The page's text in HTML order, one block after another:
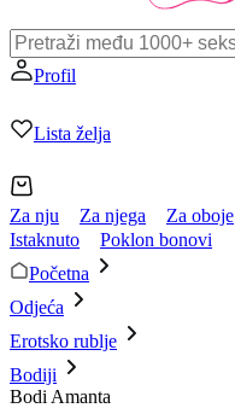
Profil
Lista želja
Za nju Za njega Za oboje
Istaknuto
Poklon bonovi
Početna
Odjeća
Erotsko rublje
Bodiji
Bodi Amanta